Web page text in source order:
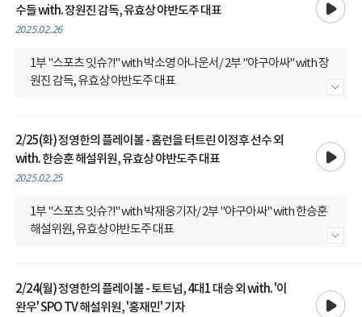
수들 with. 장원진 감독, 유효상 야반도주 대표
2025.02.26
1부 "스포츠 잇슈?!" with 박소영 아나운서/ 2부 "야구아싸" with 장
원진 감독, 유효상 야반도주 대표
2/25(화) 정영한의 플레이볼 - 홈런을 터트린 이정후 선수 외
with. 한승훈 해설위원, 유효상 야반도주 대표
2025.02.25
1부 "스포츠 잇슈?!" with 박재웅기자/ 2부 "야구아싸" with 한승훈
해설위원, 유효상 야반도주 대표
2/24(월) 정영한의 플레이볼 - 토트넘, 4대1 대승 외 with. '이
완우' SPO TV 해설위원, '홍재민' 기자